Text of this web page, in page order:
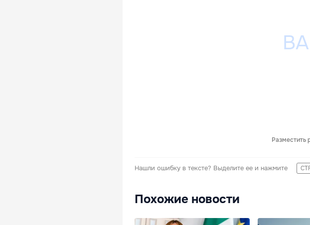
Разместить
Нашли ошибку в тексте? Выделите ее и нажмите
Похожие новости